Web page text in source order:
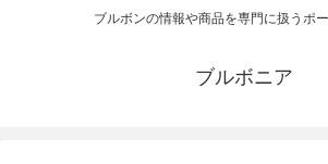
ブルボンの情報や商品を専門に扱うポ
ブルボニア